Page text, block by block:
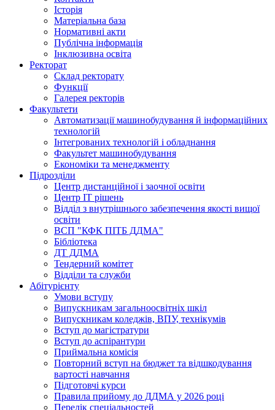
Історія
Матеріальна база
Нормативні акти
Публічна інформація
Інклюзивна освіта
Ректорат
Склад ректорату
Функції
Галерея ректорів
Факультети
Автоматизації машинобудування й інформаційних
технологій
Інтегрованих технологій і обладнання
Факультет машинобудування
Економіки та менеджменту
Підрозділи
Центр дистанційної і заочної освіти
Центр ІТ рішень
Відділ з внутрішнього забезпечення якості вищої
освіти
ВСП "КФК ПІТБ ДДМА"
Бібліотека
ДТ ДДМА
Тендерний комітет
Відділи та служби
Абітурієнту
Умови вступу
Випускникам загальноосвітніх шкіл
Випускникам коледжів, ВПУ, технікумів
Вступ до магістратури
Вступ до аспірантури
Приймальна комісія
Повторний вступ на бюджет та відшкодування
вартості навчання
Підготовчі курси
Правила прийому до ДДМА у 2026 році
Перелік спеціальностей